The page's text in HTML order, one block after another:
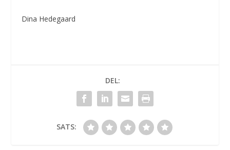
Dina Hedegaard
DEL:
SATS: